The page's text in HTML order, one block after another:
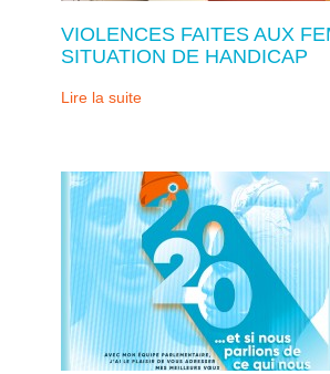
VIOLENCES FAITES AUX
SITUATION DE HANDICAP
Lire la suite